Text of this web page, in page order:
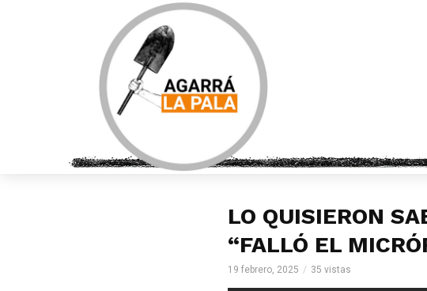
LO QUISIERON
“FALLÓ EL
19 febrero, 2025 35 vistas